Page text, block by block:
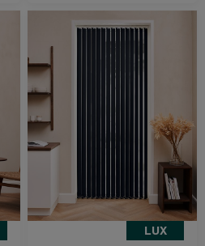
LUX